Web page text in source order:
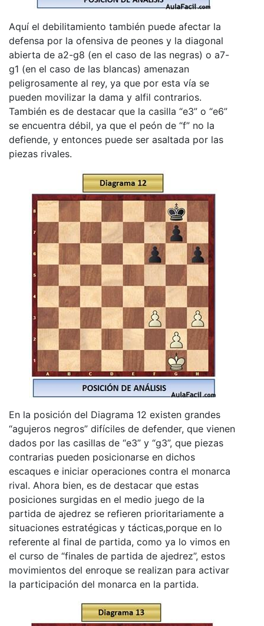
Aquí el debilitamiento también puede afectar la
defensa por la ofensiva de peones y la diagonal
abierta de a2-g8 (en el caso de las negras) o a7-
g1 (en el caso de las blancas) amenazan
peligrosamente al rey, ya que por esta vía se
pueden movilizar la dama y alfil contrarios.
También es de destacar que la casilla “e3” o “e6”
se encuentra débil, ya que el peón de “f” no la
defiende, y entonces puede ser asaltada por las
piezas rivales.
En la posición del Diagrama 12 existen grandes
“agujeros negros” difíciles de defender, que vienen
dados por las casillas de “e3” y “g3”, que piezas
contrarias pueden posicionarse en dichos
escaques e iniciar operaciones contra el monarca
rival. Ahora bien, es de destacar que estas
posiciones surgidas en el medio juego de la
partida de ajedrez se refieren prioritariamente a
situaciones estratégicas y tácticas,porque en lo
referente al final de partida, como ya lo vimos en
el curso de “finales de partida de ajedrez”, estos
movimientos del enroque se realizan para activar
la participación del monarca en la partida.